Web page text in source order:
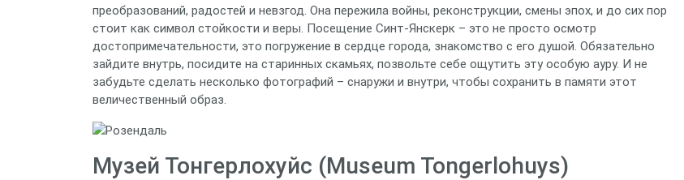
преобразований, радостей и невзгод. Она пережила войны, реконструкции, смены эпох, и до сих пор
стоит как символ стойкости и веры. Посещение Синт-Янскерк – это не просто осмотр
достопримечательности, это погружение в сердце города, знакомство с его душой. Обязательно
зайдите внутрь, посидите на старинных скамьях, позвольте себе ощутить эту особую ауру. И не
забудьте сделать несколько фотографий – снаружи и внутри, чтобы сохранить в памяти этот
величественный образ.
Музей Тонгерлохуйс (Museum Tongerlohuys)